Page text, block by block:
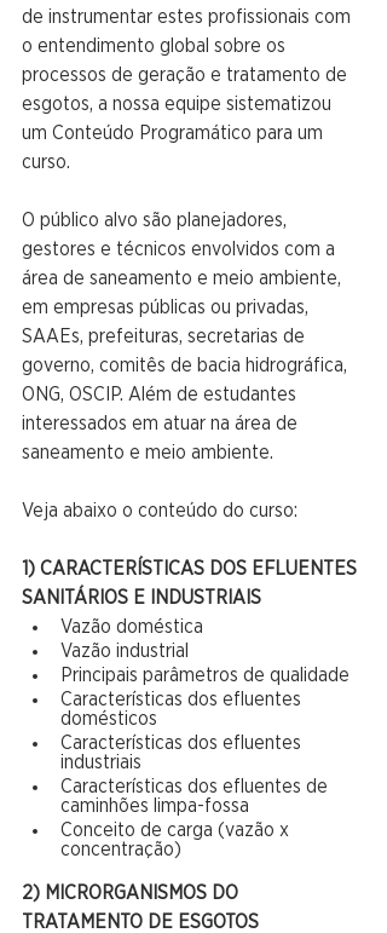
de instrumentar estes profissionais com
o entendimento global sobre os
processos de geração e tratamento de
esgotos, a nossa equipe sistematizou
um Conteúdo Programático para um
curso.
O público alvo são planejadores,
gestores e técnicos envolvidos com a
área de saneamento e meio ambiente,
em empresas públicas ou privadas,
SAAEs, prefeituras, secretarias de
governo, comitês de bacia hidrográfica,
ONG, OSCIP. Além de estudantes
interessados em atuar na área de
saneamento e meio ambiente.
Veja abaixo o conteúdo do curso:
1) CARACTERÍSTICAS DOS EFLUENTES
SANITÁRIOS E INDUSTRIAIS
Vazão doméstica
Vazão industrial
Principais parâmetros de qualidade
Características dos efluentes
domésticos
Características dos efluentes
industriais
Características dos efluentes de
caminhões limpa-fossa
Conceito de carga (vazão x
concentração)
2) MICRORGANISMOS DO
TRATAMENTO DE ESGOTOS